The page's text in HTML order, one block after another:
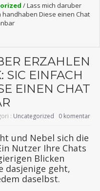
/Lass mich daruber
handhaben Diese einen Chat
ERZAHLEN
SIC EINFACH
EINEN CHAT
: Uncategorized 0 komentar
und Nebel sich die
Nutzer Ihre Chats
Blicken
dasjenige geht,
daselbst.